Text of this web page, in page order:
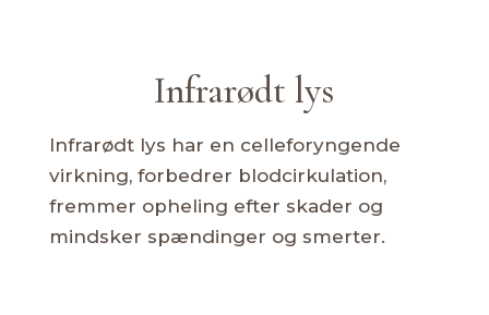
Infrarødt lys
Infrarødt lys har en celleforyngende
virkning, forbedrer blodcirkulation,
fremmer opheling efter skader og
mindsker spændinger og smerter.